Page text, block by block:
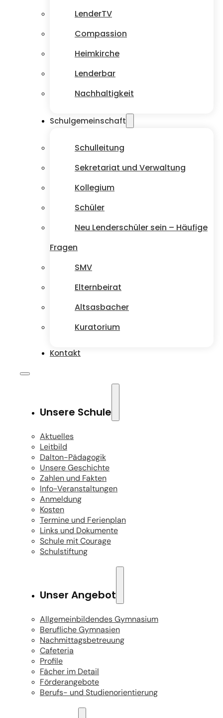
LenderTV
Compassion
Heimkirche
Lenderbar
Nachhaltigkeit
Schulgemeinschaft
Schulleitung
Sekretariat und Verwaltung
Kollegium
Schüler
Neu Lenderschüler sein – Häufige
Fragen
SMV
Elternbeirat
Altsasbacher
Kuratorium
Kontakt
Unsere Schule
Aktuelles
Leitbild
Dalton-Pädagogik
Unsere Geschichte
Zahlen und Fakten
Info-Veranstaltungen
Anmeldung
Kosten
Termine und Ferienplan
Links und Dokumente
Schule mit Courage
Schulstiftung
Unser Angebot
Allgemeinbildendes Gymnasium
Berufliche Gymnasien
Nachmittagsbetreuung
Cafeteria
Profile
Fächer im Detail
Förderangebote
Berufs- und Studienorientierung